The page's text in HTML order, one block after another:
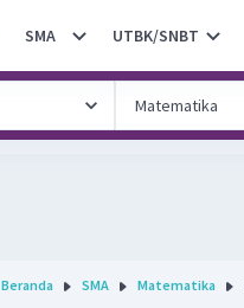
SMA UTBK/SNBT
Beranda SMA Matematika